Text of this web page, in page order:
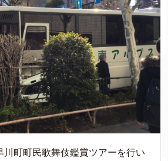
川町町民歌舞伎鑑賞ツアーを行い